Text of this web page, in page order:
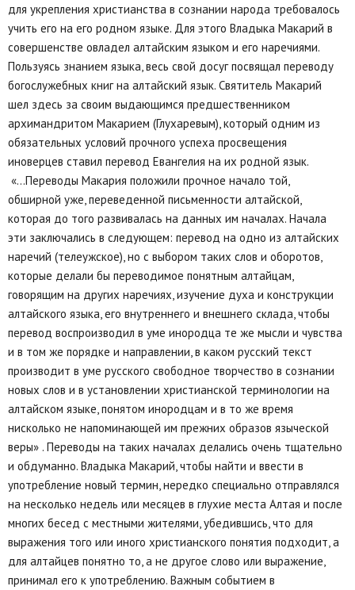
для укрепления христианства в сознании народа требовалось
учить его на его родном языке. Для этого Владыка Макарий в
совершенстве овладел алтайским языком и его наречиями.
Пользуясь знанием языка, весь свой досуг посвящал переводу
богослужебных книг на алтайский язык. Святитель Макарий
шел здесь за своим выдающимся предшественником
архимандритом Макарием (Глухаревым), который одним из
обязательных условий прочного успеха просвещения
иноверцев ставил перевод Евангелия на их родной язык.
«…Переводы Макария положили прочное начало той,
обширной уже, переведенной письменности алтайской,
которая до того развивалась на данных им началах. Начала
эти заключались в следующем: перевод на одно из алтайских
наречий (телеужское), но с выбором таких слов и оборотов,
которые делали бы переводимое понятным алтайцам,
говорящим на других наречиях, изучение духа и конструкции
алтайского языка, его внутреннего и внешнего склада, чтобы
перевод воспроизводил в уме инородца те же мысли и чувства
и в том же порядке и направлении, в каком русский текст
производит в уме русского свободное творчество в сознании
новых слов и в установлении христианской терминологии на
алтайском языке, понятом инородцам и в то же время
нисколько не напоминающей им прежних образов языческой
веры» . Переводы на таких началах делались очень тщательно
и обдуманно. Владыка Макарий, чтобы найти и ввести в
употребление новый термин, нередко специально отправлялся
на несколько недель или месяцев в глухие места Алтая и после
многих бесед с местными жителями, убедившись, что для
выражения того или иного христианского понятия подходит, а
для алтайцев понятно то, а не другое слово или выражение,
принимал его к употреблению. Важным событием в